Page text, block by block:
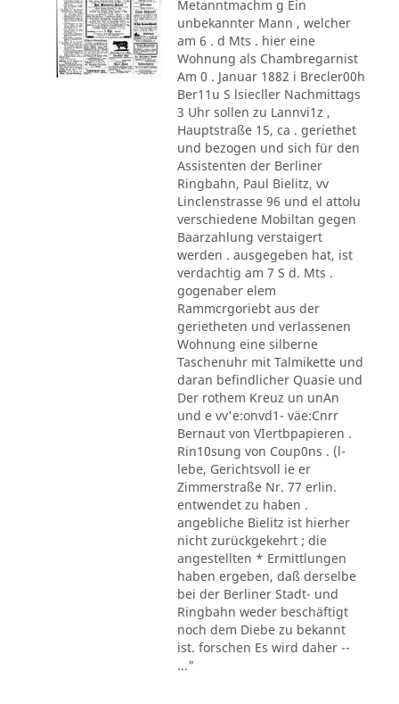
Metanntmachm g Ein
unbekannter Mann , welcher
am 6 . d Mts . hier eine
Wohnung als Chambregarnist
Am 0 . Januar 1882 i Brecler00h
Ber11u S lsiecller Nachmittags
3 Uhr sollen zu Lannvi1z ,
Hauptstraße 15, ca . geriethet
und bezogen und sich für den
Assistenten der Berliner
Ringbahn, Paul Bielitz, vv
Linclenstrasse 96 und el attolu
verschiedene Mobiltan gegen
Baarzahlung verstaigert
werden . ausgegeben hat, ist
verdachtig am 7 S d. Mts .
gogenaber elem
Rammcrgoriebt aus der
gerietheten und verlassenen
Wohnung eine silberne
Taschenuhr mit Talmikette und
daran befindlicher Quasie und
Der rothem Kreuz un unAn
und e vv'e:onvd1- väe:Cnrr
Bernaut von VIertbpapieren .
Rin10sung von Coup0ns . (l-
lebe, Gerichtsvoll ie er
Zimmerstraße Nr. 77 erlin.
entwendet zu haben .
angebliche Bielitz ist hierher
nicht zurückgekehrt ; die
angestellten * Ermittlungen
haben ergeben, daß derselbe
bei der Berliner Stadt- und
Ringbahn weder beschäftigt
noch dem Diebe zu bekannt
ist. forschen Es wird daher --
..."